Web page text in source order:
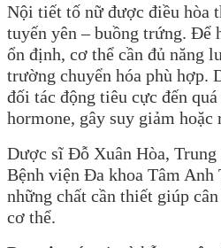
Nội tiết tố nữ được điều hòa
tuyến yên – buồng trứng. Để
ổn định, cơ thể cần đủ năng
trường chuyển hóa phù hợp.
đối tác động tiêu cực đến
hormone, gây suy giảm
Dược sĩ Đỗ Xuân Hòa,
Bệnh viện Đa khoa Tâm Anh
những chất cần thiết giúp
cơ thể.